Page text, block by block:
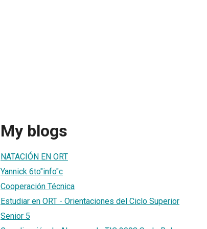
My blogs
NATACIÓN EN ORT
Yannick 6to"info"c
Cooperación Técnica
Estudiar en ORT - Orientaciones del Ciclo Superior
Senior 5